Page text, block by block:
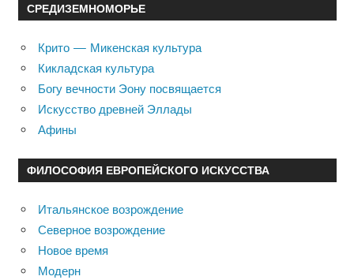
СРЕДИЗЕМНОМОРЬЕ
Крито — Микенская культура
Кикладская культура
Богу вечности Эону посвящается
Искусство древней Эллады
Афины
ФИЛОСОФИЯ ЕВРОПЕЙСКОГО ИСКУССТВА
Итальянское возрождение
Северное возрождение
Новое время
Модерн